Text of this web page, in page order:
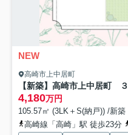
NEW
高崎市上中居町
4,180万円
105.57㎡ (3LK＋S(納戸)) /新築
高崎線「高崎」駅 徒歩23分